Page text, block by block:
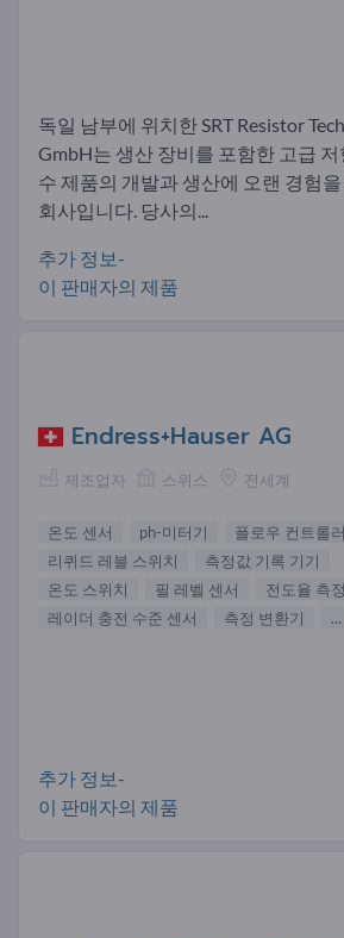
독일 남부에 위치한 SRT Resistor
GmbH는 생산 장비를 포함한 고급 저
수 제품의 개발과 생산에 오랜 경험
회사입니다. 당사의...
추가 정보-
이 판매자의 제품
Endress+Hauser AG
제조업자 스위스 전세계
온도 센서 ph-미터기
플로우 컨트롤러
리퀴드 레블 스위치
측정값 기록 기기
온도 스위치
필 레벨 센서
전도율 측
레이더 충전 수준 센서
측정 변환기 ...
추가 정보-
이 판매자의 제품